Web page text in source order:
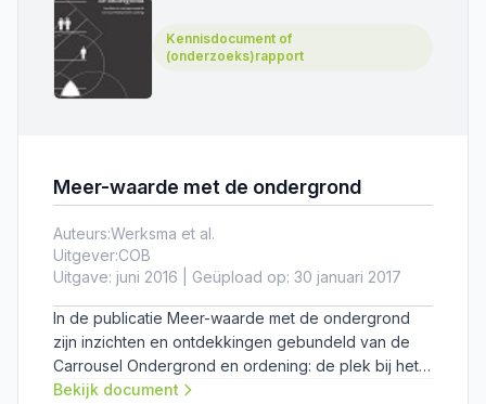
Kennisdocument of
(onderzoeks)rapport
Meer-waarde met de ondergrond
Auteurs:Werksma et al.
Uitgever:COB
Uitgave: juni 2016 | Geüpload op: 30 januari 2017
In de publicatie Meer-waarde met de ondergrond
zijn inzichten en ontdekkingen gebundeld van de
Carrousel Ondergrond en ordening: de plek bij het
COB waar gepassioneerde professionals bij elkaar
Bekijk document